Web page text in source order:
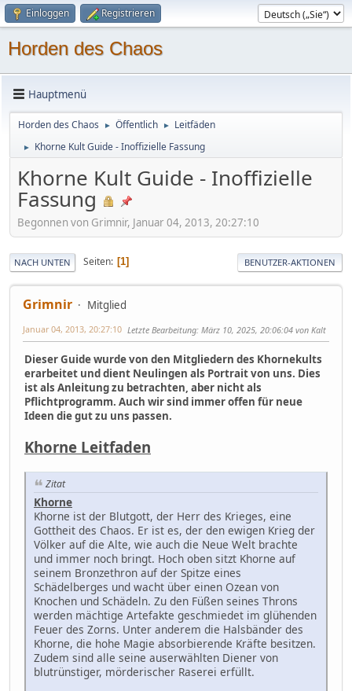
Einloggen Registrieren
Horden des Chaos
Hauptmenü
Horden des Chaos ► Öffentlich ► Leitfäden
► Khorne Kult Guide - Inoffizielle Fassung
Khorne Kult Guide - Inoffizielle
Fassung
Begonnen von Grimnir, Januar 04, 2013, 20:27:10
NACH UNTEN Seiten 1 BENUTZER-AKTIONEN
Grimnir Mitglied
Januar 04, 2013, 20:27:10 Letzte Bearbeitung: März 10, 2025, 20:06:04 von Kalt
Dieser Guide wurde von den Mitgliedern des Khornekults
erarbeitet und dient Neulingen als Portrait von uns. Dies
ist als Anleitung zu betrachten, aber nicht als
Pflichtprogramm. Auch wir sind immer offen für neue
Ideen die gut zu uns passen.
Khorne Leitfaden
Zitat
Khorne
Khorne ist der Blutgott, der Herr des Krieges, eine
Gottheit des Chaos. Er ist es, der den ewigen Krieg der
Völker auf die Alte, wie auch die Neue Welt brachte
und immer noch bringt. Hoch oben sitzt Khorne auf
seinem Bronzethron auf der Spitze eines
Schädelberges und wacht über einen Ozean von
Knochen und Schädeln. Zu den Füßen seines Throns
werden mächtige Artefakte geschmiedet im glühenden
Feuer des Zorns. Unter anderem die Halsbänder des
Khorne, die hohe Magie absorbierende Kräfte besitzen.
Zudem sind alle seine auserwählten Diener von
blutrünstiger, mörderischer Raserei erfüllt.